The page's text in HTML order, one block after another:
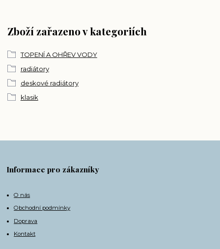
Zboží zařazeno v kategoriích
TOPENÍ A OHŘEV VODY
radiátory
deskové radiátory
klasik
Informace pro zákazníky
O nás
Obchodní podmínky
Doprava
Kontakt